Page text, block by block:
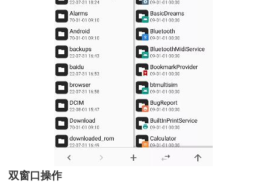
双窗口操作